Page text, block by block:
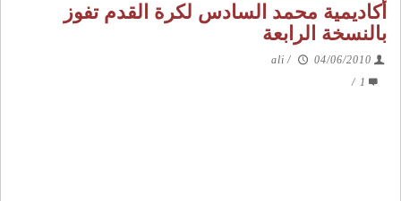
أكاديمية محمد السادس لكرة القدم تفوز
بالنسخة الرابعة
ali /
04/06/2010
1
/